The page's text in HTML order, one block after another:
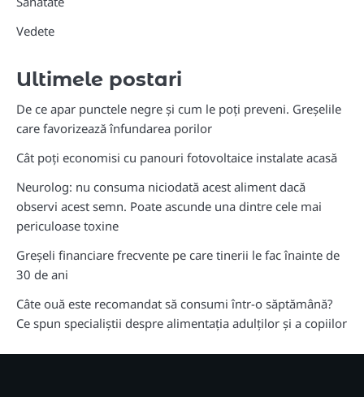
Vedete
Ultimele postari
De ce apar punctele negre și cum le poți preveni. Greșelile
care favorizează înfundarea porilor
Cât poți economisi cu panouri fotovoltaice instalate acasă
Neurolog: nu consuma niciodată acest aliment dacă
observi acest semn. Poate ascunde una dintre cele mai
periculoase toxine
Greșeli financiare frecvente pe care tinerii le fac înainte de
30 de ani
Câte ouă este recomandat să consumi într-o săptămână?
Ce spun specialiștii despre alimentația adulților și a copiilor